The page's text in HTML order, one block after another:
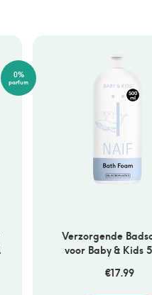
0%
parfum
Verzorgende
voor Baby & Kids
€17.99